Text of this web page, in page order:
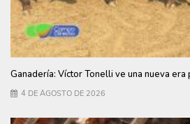
Ganadería: Víctor Tonelli ve una nueva
4 DE AGOSTO DE 2026